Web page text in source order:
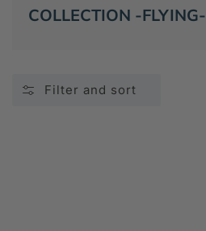
COLLECTION:
COLLECTION -FLYING-
Filter and sort